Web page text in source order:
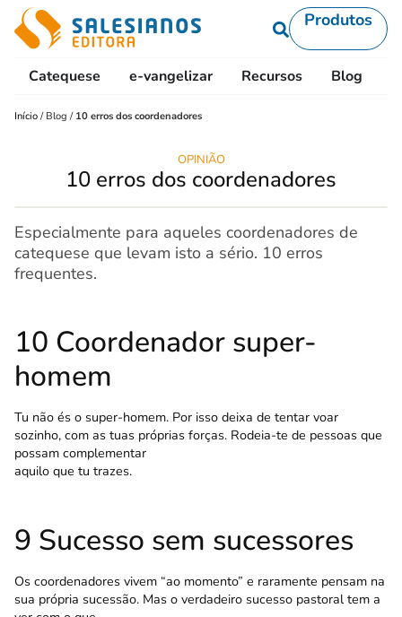
Produtos
Catequese e-vangelizar Recursos Blog
Início / Blog / 10 erros dos coordenadores
OPINIÃO
10 erros dos coordenadores
Especialmente para aqueles coordenadores de
catequese que levam isto a sério. 10 erros
frequentes.
10 Coordenador super-
homem
Tu não és o super-homem. Por isso deixa de tentar voar
sozinho, com as tuas próprias forças. Rodeia-te de pessoas que
possam complementar
aquilo que tu trazes.
9 Sucesso sem sucessores
Os coordenadores vivem “ao momento” e raramente pensam na
sua própria sucessão. Mas o verdadeiro sucesso pastoral tem a